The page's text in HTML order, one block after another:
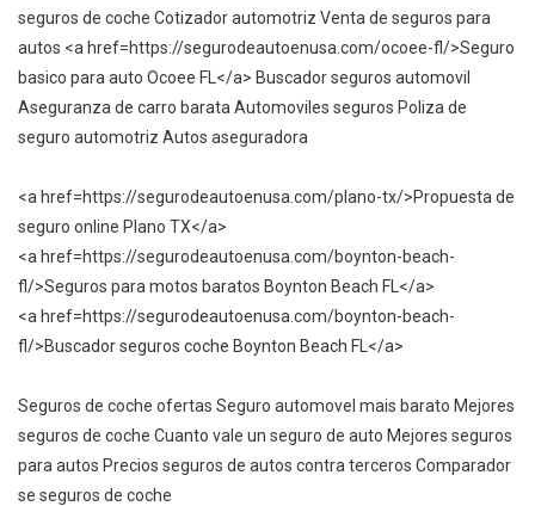
seguros de coche Cotizador automotriz Venta de seguros para
autos <a href=https://segurodeautoenusa.com/ocoee-fl/>Seguro
basico para auto Ocoee FL</a> Buscador seguros automovil
Aseguranza de carro barata Automoviles seguros Poliza de
seguro automotriz Autos aseguradora
<a href=https://segurodeautoenusa.com/plano-tx/>Propuesta de
seguro online Plano TX</a>
<a href=https://segurodeautoenusa.com/boynton-beach-
fl/>Seguros para motos baratos Boynton Beach FL</a>
<a href=https://segurodeautoenusa.com/boynton-beach-
fl/>Buscador seguros coche Boynton Beach FL</a>
Seguros de coche ofertas Seguro automovel mais barato Mejores
seguros de coche Cuanto vale un seguro de auto Mejores seguros
para autos Precios seguros de autos contra terceros Comparador
se seguros de coche